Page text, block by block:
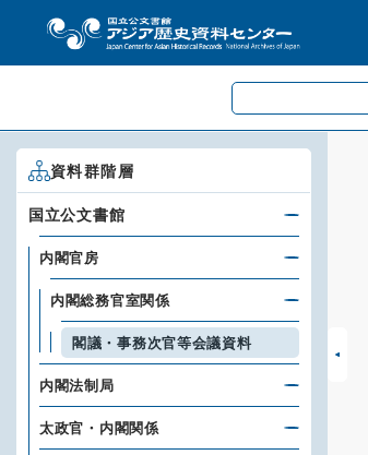
資料群階層
国立公文書館
内閣官房
内閣総務官室関係
閣議・事務次官等会議資料
内閣法制局
太政官・内閣関係